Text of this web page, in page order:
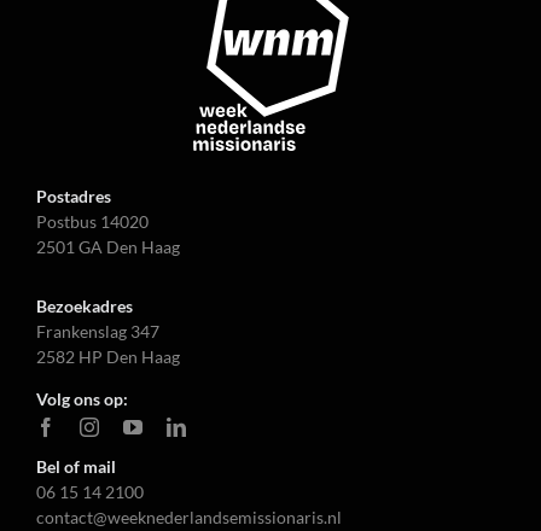
Postadres
Postbus 14020
2501 GA Den Haag
Bezoekadres
Frankenslag 347
2582 HP Den Haag
Volg ons op:
Bel of mail
06 15 14 2100
contact@weeknederlandsemissionaris.nl